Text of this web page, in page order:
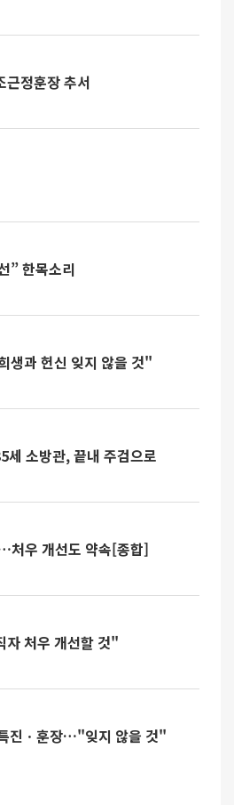
정훈장 추서
” 한목소리
생과 헌신 잊지 않을 것"
소방관, 끝내 주검으로
처우 개선도 약속[종합]
처우 개선할 것"
진ㆍ훈장…"잊지 않을 것"